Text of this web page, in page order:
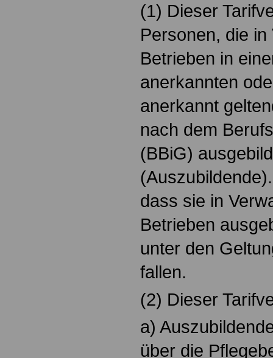
(1) Dieser
Personen, die
Betrieben in
anerkannten
anerkannt
nach dem
(BBiG)
dass sie in
Betrieben
unter den
fallen.
(2) Dieser
a)
über die